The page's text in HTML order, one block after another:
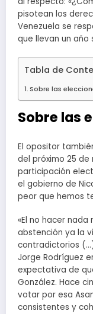
pisotean los
Venezuela se
que llevan un año
Tabla de
Sobre las
Sobre las
El opositor
del próximo 25
participación
el gobierno de
peor que hemos
«El no hacer nada
abstención ya la
contradictorios
Jorge Rodríguez
expectativa de
González. Hace
votar por esa
consistentes y